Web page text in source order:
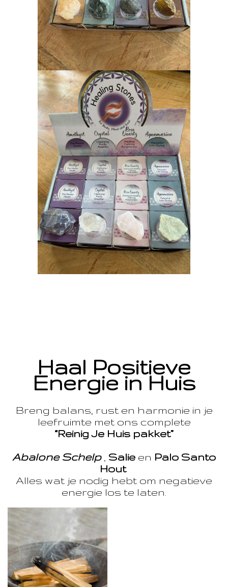
Haal Positieve
Energie in Huis
Breng balans, rust en harmonie in je
leefruimte met ons complete
“Reinig Je Huis pakket”
Abalone Schelp, Salie en Palo Santo
Hout
Alles wat je nodig hebt om negatieve
energie los te laten.